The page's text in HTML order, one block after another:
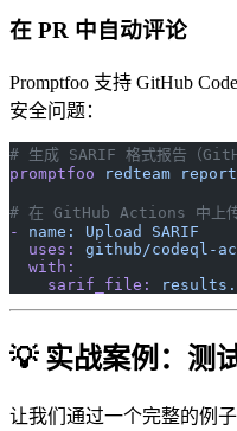
在 PR 中自动评论
Promptfoo 支持 GitHub
安全问题：
# 生成 SARIF 格式报告（
promptfoo redteam report
# 在 GitHub Actions 中上
-
name: Upload
SARIF
  uses:
github/codeql-
  with:
    sarif_file:
💡 实战案例：测
让我们通过一个完整的例